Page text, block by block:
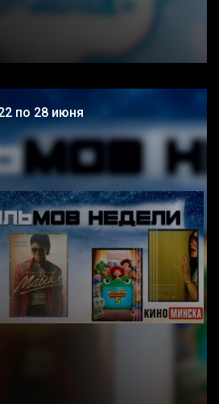
по 28 июня